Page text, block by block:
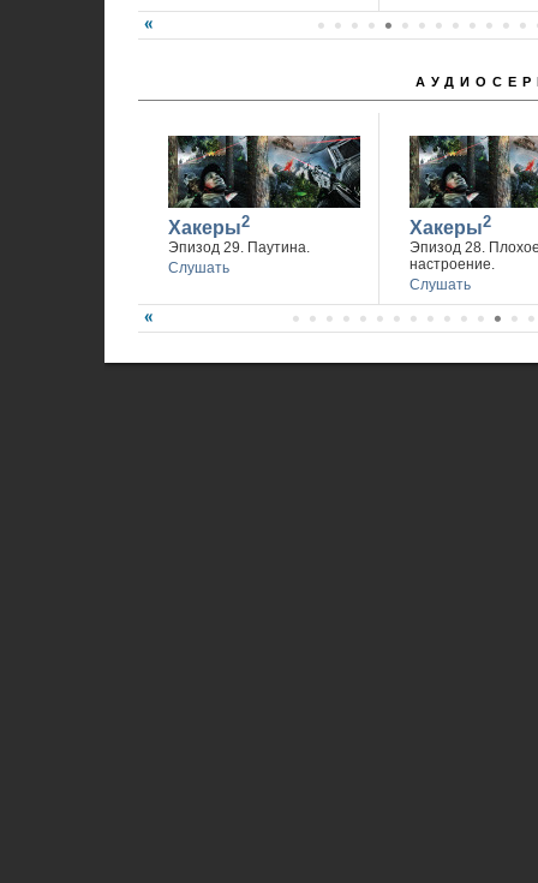
Хакеры2
Эпизод 29. Паутина.
Слушать
Хакеры2
Эпизод 28.
настроение.
Слушать